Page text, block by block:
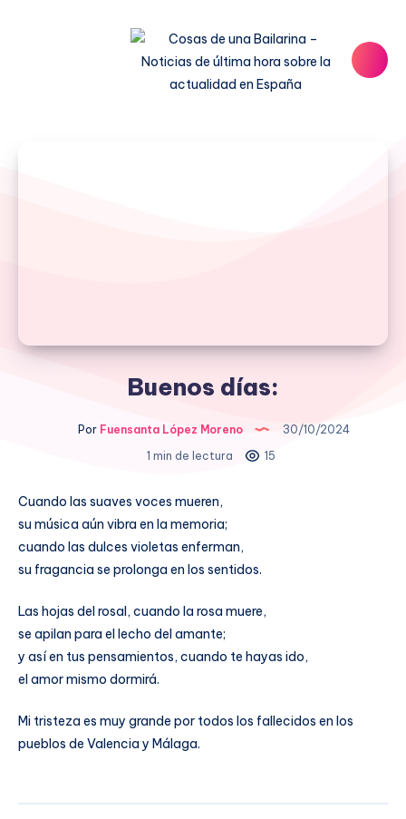
Buenos días:
PorFuensanta López Moreno
30/10/2024
1 min de lectura
15
Cuando las suaves voces mueren,
su música aún vibra en la memoria;
cuando las dulces violetas enferman,
su fragancia se prolonga en los sentidos.
Las hojas del rosal, cuando la rosa muere,
se apilan para el lecho del amante;
y así en tus pensamientos, cuando te hayas ido,
el amor mismo dormirá.
Mi tristeza es muy grande por todos los fallecidos en los
pueblos de Valencia y Málaga.